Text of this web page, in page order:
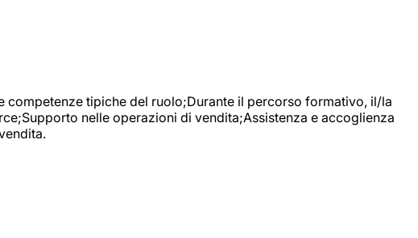
tipiche del ruolo;Durante il percorso formativo, il/la
nelle operazioni di vendita;Assistenza e accoglienza